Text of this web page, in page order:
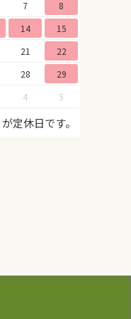
7
8
14
15
21
22
28
29
4 5
が定休日です。